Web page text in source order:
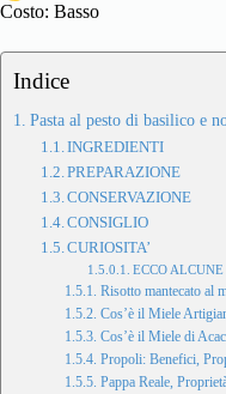
Costo: Basso
Indice
Pasta al pesto di basilico e
INGREDIENTI
PREPARAZIONE
CONSERVAZIONE
CONSIGLIO
CURIOSITA’
ECCO
Risotto mantecato al
Cos’è il Miele
Cos’è il Miele di
Propoli: Benefici,
Pappa Reale,